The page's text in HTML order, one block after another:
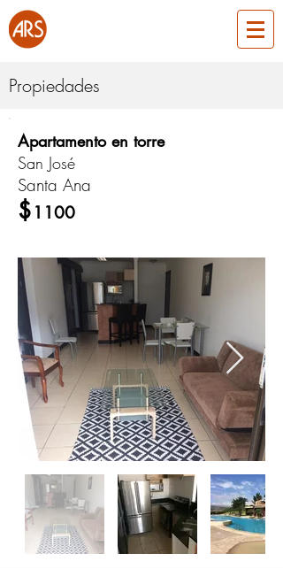
Propiedades
Apartamento en torre
San José
Santa Ana
$ 1100